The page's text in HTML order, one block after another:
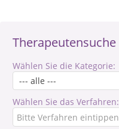
Therapeutensuche
Wählen Sie die Kategorie:
Wählen Sie das Verfahren: